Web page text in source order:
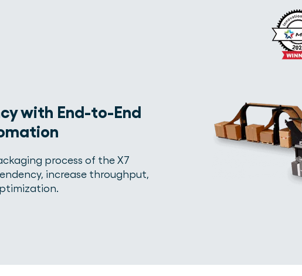
with End-to-End
process of the X7
increase throughput,